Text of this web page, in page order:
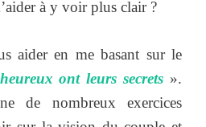
à y voir plus clair ?
aider en me basant sur le
ont leurs secrets ».
de nombreux exercices